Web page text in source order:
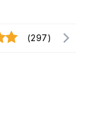
(297)